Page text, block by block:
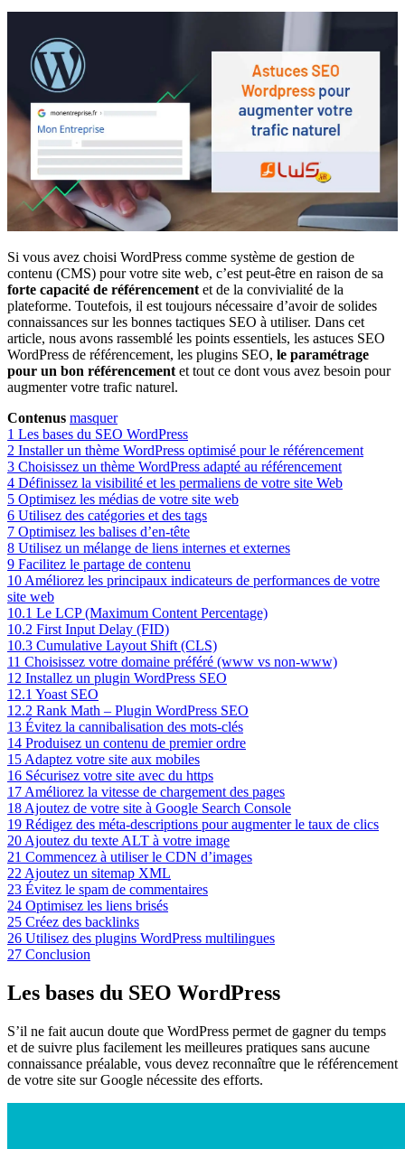
Si vous avez choisi WordPress comme système de gestion de
contenu (CMS) pour votre site web, c’est peut-être en raison de sa
forte capacité de référencement et de la convivialité de la
plateforme. Toutefois, il est toujours nécessaire d’avoir de solides
connaissances sur les bonnes tactiques SEO à utiliser. Dans cet
article, nous avons rassemblé les points essentiels, les astuces SEO
WordPress de référencement, les plugins SEO, le paramétrage
pour un bon référencement et tout ce dont vous avez besoin pour
augmenter votre trafic naturel.
Contenus masquer
1 Les bases du SEO WordPress
2 Installer un thème WordPress optimisé pour le référencement
3 Choisissez un thème WordPress adapté au référencement
4 Définissez la visibilité et les permaliens de votre site Web
5 Optimisez les médias de votre site web
6 Utilisez des catégories et des tags
7 Optimisez les balises d’en-tête
8 Utilisez un mélange de liens internes et externes
9 Facilitez le partage de contenu
10 Améliorez les principaux indicateurs de performances de votre
site web
10.1 Le LCP (Maximum Content Percentage)
10.2 First Input Delay (FID)
10.3 Cumulative Layout Shift (CLS)
11 Choisissez votre domaine préféré (www vs non-www)
12 Installez un plugin WordPress SEO
12.1 Yoast SEO
12.2 Rank Math – Plugin WordPress SEO
13 Évitez la cannibalisation des mots-clés
14 Produisez un contenu de premier ordre
15 Adaptez votre site aux mobiles
16 Sécurisez votre site avec du https
17 Améliorez la vitesse de chargement des pages
18 Ajoutez de votre site à Google Search Console
19 Rédigez des méta-descriptions pour augmenter le taux de clics
20 Ajoutez du texte ALT à votre image
21 Commencez à utiliser le CDN d’images
22 Ajoutez un sitemap XML
23 Évitez le spam de commentaires
24 Optimisez les liens brisés
25 Créez des backlinks
26 Utilisez des plugins WordPress multilingues
27 Conclusion
Les bases du SEO WordPress
S’il ne fait aucun doute que WordPress permet de gagner du temps
et de suivre plus facilement les meilleures pratiques sans aucune
connaissance préalable, vous devez reconnaître que le référencement
de votre site sur Google nécessite des efforts.